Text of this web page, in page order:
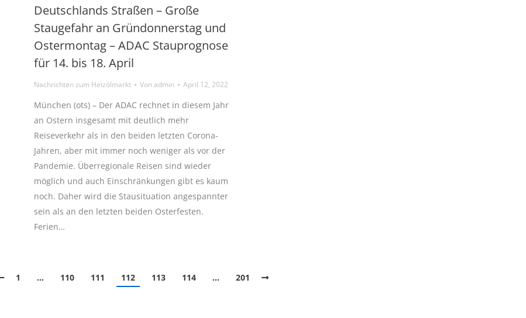
Deutschlands Straßen – Große
Staugefahr an Gründonnerstag und
Ostermontag – ADAC Stauprognose
für 14. bis 18. April
Nachrichten zum Heizölmarkt Vonadmin April 12, 2022
München (ots) – Der ADAC rechnet in diesem Jahr
an Ostern insgesamt mit deutlich mehr
Reiseverkehr als in den beiden letzten Corona-
Jahren, aber mit immer noch weniger als vor der
Pandemie. Überregionale Reisen sind wieder
möglich und auch Einschränkungen gibt es kaum
noch. Daher wird die Stausituation angespannter
sein als an den letzten beiden Osterfesten.
Ferien…
1 … 110 111 112 113 114 … 201